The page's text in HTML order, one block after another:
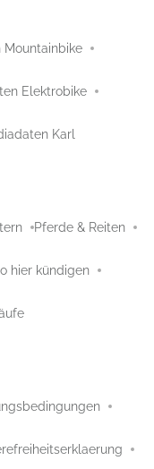
Elektrobike
Karl
Pferde & Reiten
hier kündigen